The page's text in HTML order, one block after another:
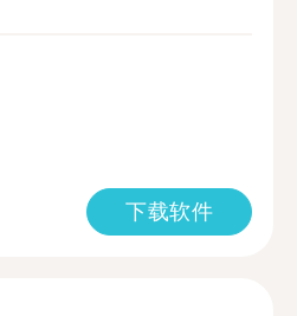
下载软件